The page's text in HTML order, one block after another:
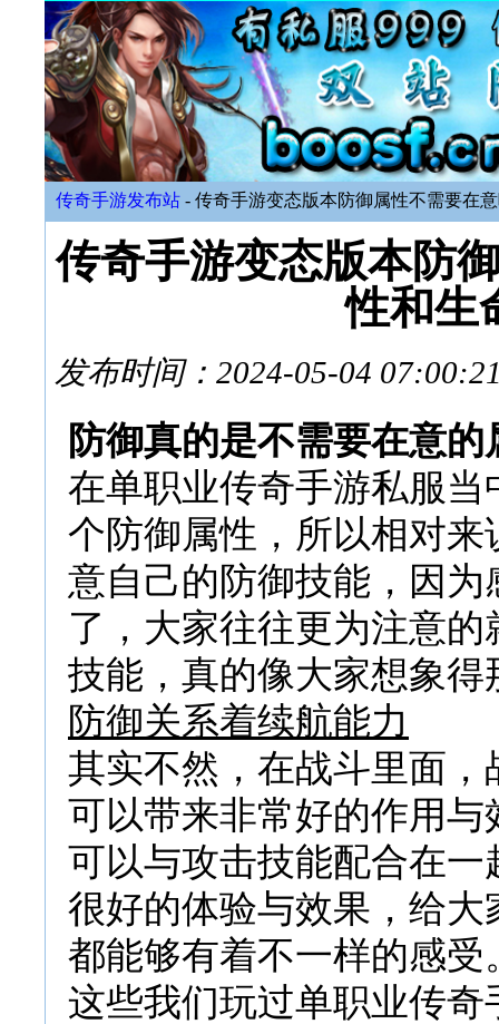
传奇手游发布站 - 传奇手游变态版本防御属性不需要在
传奇手游变态版本防
性和生
发布时间：2024-05-04
防御真的是不需要在意的
在单职业传奇手游私服
个防御属性，所以相对
意自己的防御技能，因
了，大家往往更为注意
技能，真的像大家想象得
防御关系着续航能力
其实不然，在战斗里面
可以带来非常好的作用
可以与攻击技能配合在
很好的体验与效果，给
都能够有着不一样的感受
这些我们玩过单职业传